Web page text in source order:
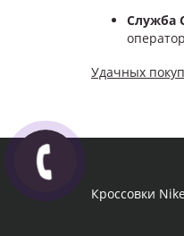
Служба
Удачных
Кроссовки